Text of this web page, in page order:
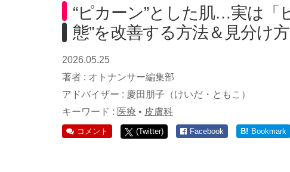
“ピカーン”とした肌…実は
態”を改善する方法＆見分け
2026.05.25
著者 : オトナンサー編集部
アドバイザー : 慶田朋子（けいだ・ともこ）
キーワード : 医療 • 皮膚科
コメント (Twitter) Facebook B! Bookmark